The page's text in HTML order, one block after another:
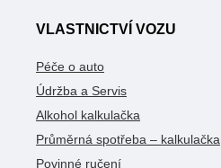
VLASTNICTVÍ VOZU
Péče o auto
Údržba a Servis
Alkohol kalkulačka
Průměrná spotřeba – kalkulačka
Povinné ručení